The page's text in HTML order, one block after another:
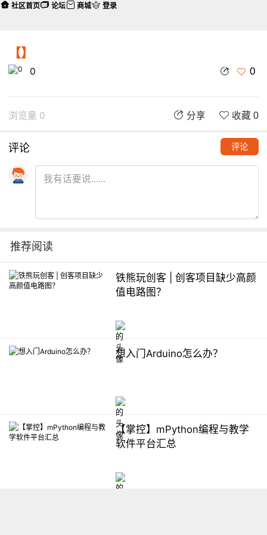
【】
0 0
浏览量 0 分享 收藏 0
评论 评论
推荐阅读
铁熊玩创客 | 创客项目缺少高颜
值电路图？
想入门Arduino怎么办？
【掌控】mPython编程与教学
软件平台汇总
社区首页 论坛 商城 登录